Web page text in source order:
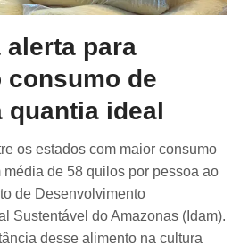
para
consumo de
quantia ideal
os estados com maior consumo
de 58 quilos por pessoa ao
de Desenvolvimento
Sustentável do Amazonas (Idam).
desse alimento na cultura